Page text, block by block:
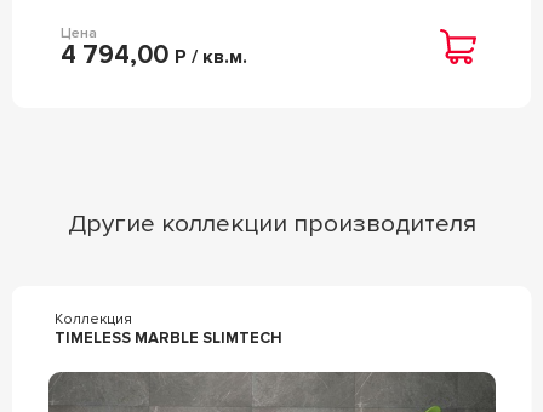
Цена
4 794,00 Р / кв.м.
Другие коллекции производителя
Коллекция
TIMELESS MARBLE SLIMTECH